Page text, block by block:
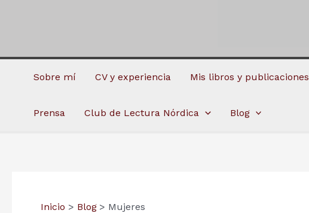
Sobre mí CV y experiencia Mis libros y publicaciones
Prensa Club de Lectura Nórdica Blog
Inicio Blog Mujeres